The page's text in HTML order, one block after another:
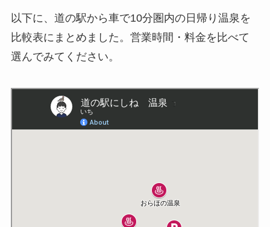
以下に、道の駅から車で10分圏内の日帰り温泉を
比較表にまとめました。営業時間・料金を比べて
選んでみてください。